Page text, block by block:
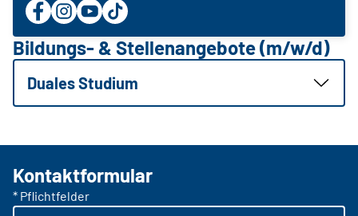
Bildungs- & Stellenangebote (m/w/d)
Duales Studium
Kontaktformular
* Pflichtfelder